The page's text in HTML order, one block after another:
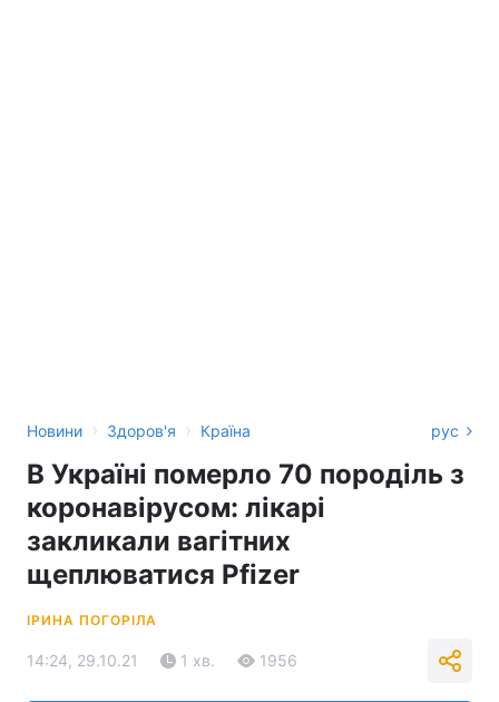
Новини › Здоров'я › Країна рус
В Україні померло 70 породіль з
коронавірусом: лікарі
закликали вагітних
щеплюватися Pfizer
ІРИНА ПОГОРІЛА
14:24, 29.10.21 1 хв. 1956